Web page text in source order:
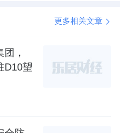
更多相关文章
，
D10望